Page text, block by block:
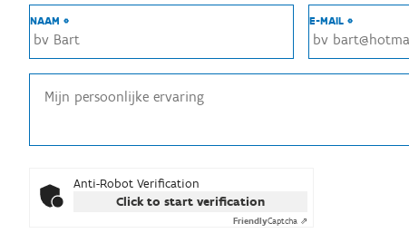
NAAM * E-MAIL *
Anti-Robot Verification
Click to start verification
FriendlyCaptcha ⇗